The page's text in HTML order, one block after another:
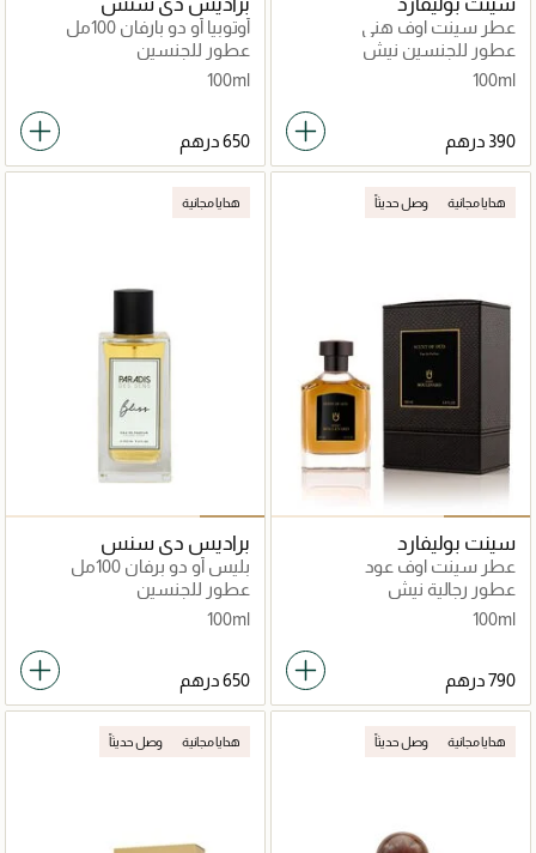
عطر سينت اوف هني
عطور للجنسين نيش
100ml
أوتوبيا أو دو بارفان 100مل
عطور للجنسين
100ml
هدايا مجانية وصل حديثاً
سينت بوليفارد
عطر سينت اوف عود
عطور رجالية نيش
100ml
هدايا مجانية
براديس دي سنس
بليس أو دو برفان 100مل
عطور للجنسين
100ml
هدايا مجانية وصل حديثاً هدايا مجانية وصل حديثاً